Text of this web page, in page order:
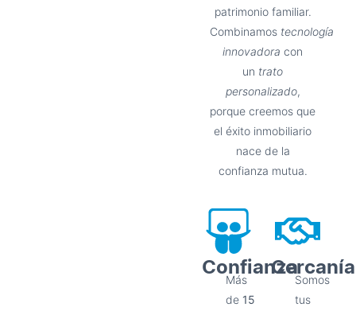
patrimonio familiar.
Combinamos tecnología
innovadora con
un trato
personalizado,
porque creemos que
el éxito inmobiliario
nace de la
confianza mutua.
Confianza
Más
de 15
Cercanía
Somos
tus